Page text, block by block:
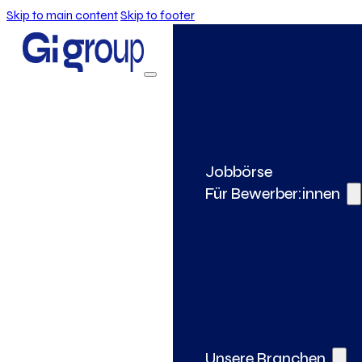
Skip to main contentSkip to footer
Jobbörse
Für Bewerber:innen